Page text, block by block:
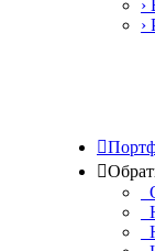
›
›

